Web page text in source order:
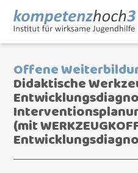
content
kompetenzhoch3
Institut für wirksame
Offene
Didaktische
(mit